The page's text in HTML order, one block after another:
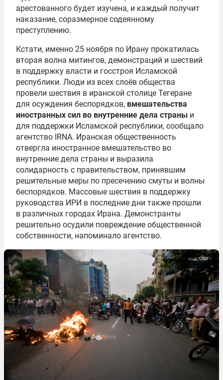
арестованного будет изучена, и каждый получит
наказание, соразмерное содеянному
преступлению.
Кстати, именно 25 ноября по Ирану прокатилась
вторая волна митингов, демонстраций и шествий
в поддержку власти и госстроя Исламской
республики. Люди из всех слоёв общества
провели шествия в иранской столице Тегеране
для осуждения беспорядков, вмешательства
иностранных сил во внутренние дела страны и
для поддержки Исламской республики, сообщало
агентство IRNA. Иранская общественность
отвергла иностранное вмешательство во
внутренние дела страны и выразила
солидарность с правительством, принявшим
решительные меры по пресечению смуты и волны
беспорядков. Массовые шествия в поддержку
руководства ИРИ в последние дни также прошли
в различных городах Ирана. Демонстранты
решительно осудили повреждение общественной
собственности, напоминало агентство.